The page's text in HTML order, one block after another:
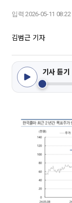
입력 2026-05-11 08:22
김범근 기자
기사 듣기